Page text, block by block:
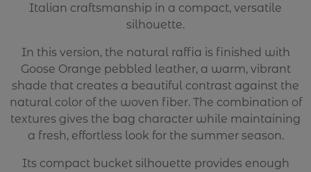
Italian craftsmanship in a compact, versatile
silhouette.
In this version, the natural raffia is finished with
Goose Orange pebbled leather, a warm, vibrant
shade that creates a beautiful contrast against the
natural color of the woven fiber. The combination of
textures gives the bag character while maintaining
a fresh, effortless look for the summer season.
Its compact bucket silhouette provides enough